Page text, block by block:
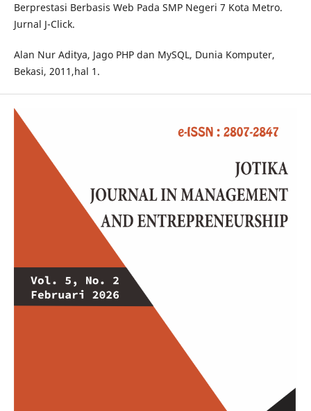
Berprestasi Berbasis Web Pada SMP Negeri 7 Kota Metro.
Jurnal J-Click.
Alan Nur Aditya, Jago PHP dan MySQL, Dunia Komputer,
Bekasi, 2011,hal 1.